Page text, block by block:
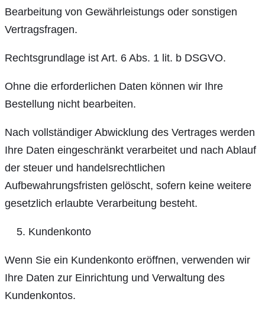
Bearbeitung von Gewährleistungs oder sonstigen
Vertragsfragen.
Rechtsgrundlage ist Art. 6 Abs. 1 lit. b DSGVO.
Ohne die erforderlichen Daten können wir Ihre
Bestellung nicht bearbeiten.
Nach vollständiger Abwicklung des Vertrages werden
Ihre Daten eingeschränkt verarbeitet und nach Ablauf
der steuer und handelsrechtlichen
Aufbewahrungsfristen gelöscht, sofern keine weitere
gesetzlich erlaubte Verarbeitung besteht.
Kundenkonto
Wenn Sie ein Kundenkonto eröffnen, verwenden wir
Ihre Daten zur Einrichtung und Verwaltung des
Kundenkontos.